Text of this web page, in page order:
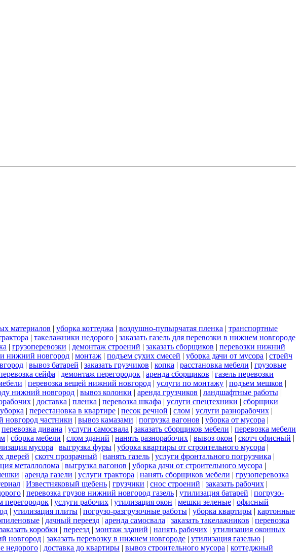
материалов | уборка коттеджа | воздушно-пупырчатая пленка | транспортные
| такелажники недорого | заказать газель для перевозки в нижнем новгороде
| грузоперевозки | демонтаж строений | заказать сборщиков | перевозки нижний
нижний новгород | монтаж | подъем сухих смесей | уборка дачи от мусора | стрейч
| вывоз батарей | заказать грузчиков | копка | расстановка мебели | грузовые
сейфа | демонтаж перегородок | аренда сборщиков | газель перевозки
| перевозка вещей нижний новгород | услуги по монтажу | подъем мешков |
нижний новгород | вывоз колонки | аренда грузчиков | ландшафтные работы |
| доставка | пленка | перевозка шкафа | услуги спецтехники | сборщики
уборка | перестановка в квартире | песок речной | слом | услуги разнорабочих |
новгород частники | вывоз камазами | погрузка вагонов | уборка от мусора |
перевозка дивана | услуги самосвала | заказать сборщиков мебели | перевозка мебели
| сборка мебели | слом зданий | нанять разнорабочих | вывоз окон | скотч офисный |
мусора | выгрузка фуры | уборка квартиры от строительного мусора |
дверей | скотч прозрачный | нанять газель | услуги фронтального погрузчика |
металлолома | выгрузка вагонов | уборка дачи от строительного мусора |
| аренда газели | услуги трактора | нанять сборщиков мебели | грузоперевозка
| Известняковый щебень | грузчики | снос строений | заказать рабочих |
| перевозка грузов нижний новгород газель | утилизация батарей | погрузо-
перегородок | услуги рабочих | утилизация окон | мешки зеленые | офисный
| утилизация плиты | погрузо-разгрузочные работы | уборка квартиры | картонные
| дачный переезд | аренда самосвала | заказать такелажников | перевозка
заказать коробки | переезд | монтаж зданий | нанять рабочих | утилизация оконных
новгород | заказать перевозку в нижнем новгороде | утилизация газелью |
недорого | доставка до квартиры | вывоз строительного мусора | коттеджный